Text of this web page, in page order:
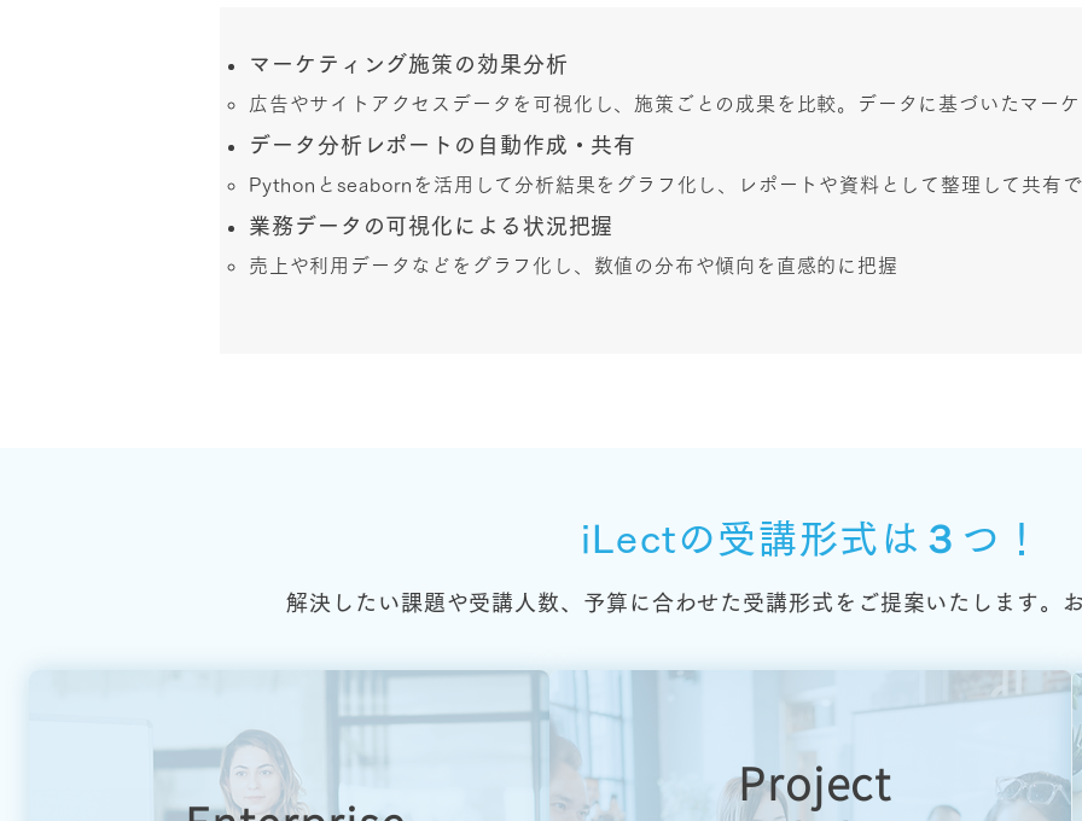
マーケティング施策の効果分析
広告やサイトアクセスデータを可視化し、施策ごとの成果を比較。データに基づいたマー
データ分析レポートの自動作成・共有
Pythonとseabornを活用して分析結果をグラフ化し、レポートや資料として整理して共有
業務データの可視化による状況把握
売上や利用データなどをグラフ化し、数値の分布や傾向を直感的に把握
iLectの受講形式は３つ！
解決したい課題や受講人数、予算に合わせた受講形式をご提案いたします。
Project